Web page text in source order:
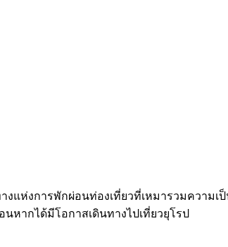
งการพักผ่อนท่องเที่ยวที่เหมารวมความเ
หากได้มีโอกาสเดินทางไปเที่ยวยุโรป